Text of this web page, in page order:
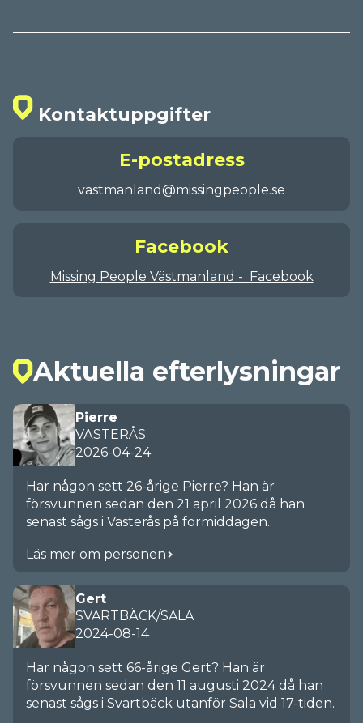
Kontaktuppgifter
E-postadress
vastmanland@missingpeople.se
Facebook
Missing People Västmanland - Facebook
Aktuella efterlysningar
Pierre
VÄSTERÅS
2026-04-24
Har någon sett 26-årige Pierre? Han är
försvunnen sedan den 21 april 2026 då han
senast sågs i Västerås på förmiddagen.
Läs mer om personen
Gert
SVARTBÄCK/SALA
2024-08-14
Har någon sett 66-årige Gert? Han är
försvunnen sedan den 11 augusti 2024 då han
senast sågs i Svartbäck utanför Sala vid 17-tiden.